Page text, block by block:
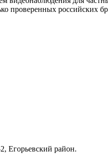
проверенных российских
Егорьевский район.